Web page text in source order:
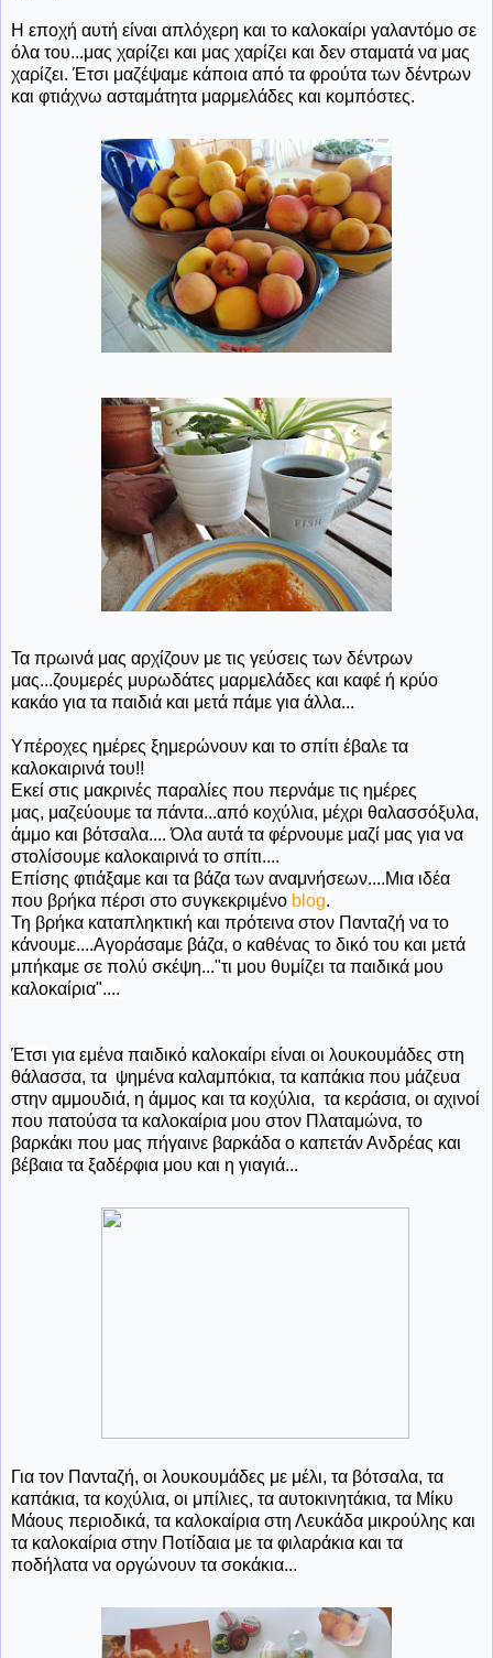
Η εποχή αυτή είναι απλόχερη και το καλοκαίρι γαλαντόμο σε
όλα του...μας χαρίζει και μας χαρίζει και δεν σταματά να μας
χαρίζει. Έτσι μαζέψαμε κάποια από τα φρούτα των δέντρων
και φτιάχνω ασταμάτητα μαρμελάδες και κομπόστες.
Τα πρωινά μας αρχίζουν με τις γεύσεις των δέντρων
μας...ζουμερές μυρωδάτες μαρμελάδες και καφέ ή κρύο
κακάο για τα παιδιά και μετά πάμε για άλλα...
Υπέροχες ημέρες ξημερώνουν και το σπίτι έβαλε τα
καλοκαιρινά του!!
Εκεί στις μακρινές παραλίες που περνάμε τις ημέρες
μας, μαζεύουμε τα πάντα...από κοχύλια, μέχρι θαλασσόξυλα,
άμμο και βότσαλα.... Όλα αυτά τα φέρνουμε μαζί μας για να
στολίσουμε καλοκαιρινά το σπίτι....
Επίσης φτιάξαμε και τα βάζα των αναμνήσεων....Μια ιδέα
που βρήκα πέρσι στο συγκεκριμένο blog.
Τη βρήκα καταπληκτική και πρότεινα στον Πανταζή να το
κάνουμε....Αγοράσαμε βάζα, ο καθένας το δικό του και μετά
μπήκαμε σε πολύ σκέψη..."τι μου θυμίζει τα παιδικά μου
καλοκαίρια"....
Έτσι για εμένα παιδικό καλοκαίρι είναι οι λουκουμάδες στη
θάλασσα, τα ψημένα καλαμπόκια, τα καπάκια που μάζευα
στην αμμουδιά, η άμμος και τα κοχύλια, τα κεράσια, οι αχινοί
που πατούσα τα καλοκαίρια μου στον Πλαταμώνα, το
βαρκάκι που μας πήγαινε βαρκάδα ο καπετάν Ανδρέας και
βέβαια τα ξαδέρφια μου και η γιαγιά...
Για τον Πανταζή, οι λουκουμάδες με μέλι, τα βότσαλα, τα
καπάκια, τα κοχύλια, οι μπίλιες, τα αυτοκινητάκια, τα Μίκυ
Μάους περιοδικά, τα καλοκαίρια στη Λευκάδα μικρούλης και
τα καλοκαίρια στην Ποτίδαια με τα φιλαράκια και τα
ποδήλατα να οργώνουν τα σοκάκια...